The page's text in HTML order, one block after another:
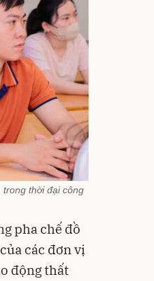
thời đại công
pha chế đồ
các đơn vị
động thất